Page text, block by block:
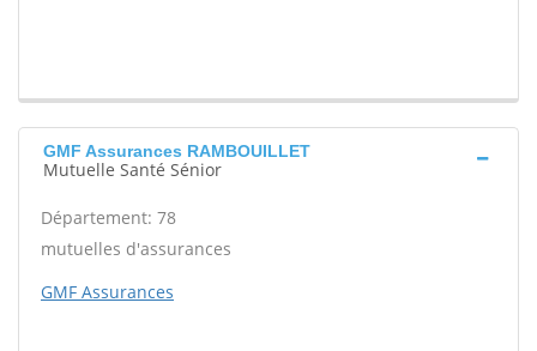
GMF Assurances RAMBOUILLET
Mutuelle Santé Sénior
Département: 78
mutuelles d'assurances
GMF Assurances